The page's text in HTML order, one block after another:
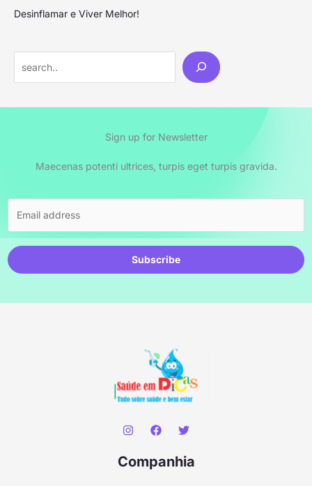
Desinflamar e Viver Melhor!
Sign up for Newsletter
Maecenas potenti ultrices, turpis eget turpis gravida.
Subscribe
Companhia